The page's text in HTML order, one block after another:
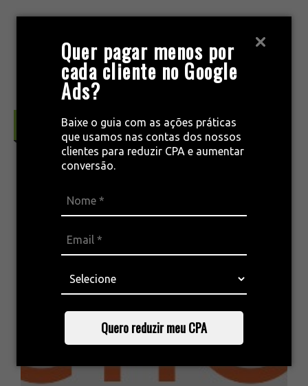
Quer pagar menos por
cada cliente no Google
Ads?
Baixe o guia com as ações práticas
que usamos nas contas dos nossos
clientes para reduzir CPA e aumentar
conversão.
Quero reduzir meu CPA
Marketing & Conceitos